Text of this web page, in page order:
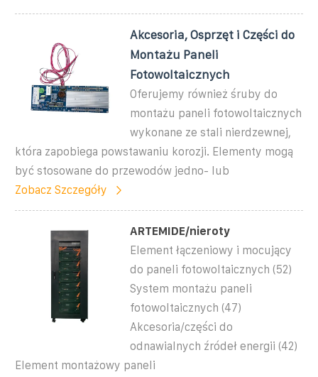
Akcesoria, Osprzęt i Części do
Montażu Paneli
Fotowoltaicznych
Oferujemy również śruby do
montażu paneli fotowoltaicznych
wykonane ze stali nierdzewnej,
która zapobiega powstawaniu korozji. Elementy mogą
być stosowane do przewodów jedno- lub
Zobacz Szczegóły
ARTEMIDE/nieroty
Element łączeniowy i mocujący
do paneli fotowoltaicznych (52)
System montażu paneli
fotowoltaicznych (47)
Akcesoria/części do
odnawialnych źródeł energii (42)
Element montażowy paneli